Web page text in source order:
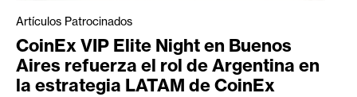
Artículos Patrocinados
CoinEx VIP Elite Night en Buenos
Aires refuerza el rol de Argentina en
la estrategia LATAM de CoinEx